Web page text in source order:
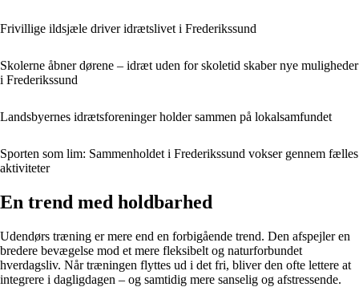
Frivillige ildsjæle driver idrætslivet i Frederikssund
Skolerne åbner dørene – idræt uden for skoletid skaber nye muligheder
i Frederikssund
Landsbyernes idrætsforeninger holder sammen på lokalsamfundet
Sporten som lim: Sammenholdet i Frederikssund vokser gennem fælles
aktiviteter
En trend med holdbarhed
Udendørs træning er mere end en forbigående trend. Den afspejler en
bredere bevægelse mod et mere fleksibelt og naturforbundet
hverdagsliv. Når træningen flyttes ud i det fri, bliver den ofte lettere at
integrere i dagligdagen – og samtidig mere sanselig og afstressende.